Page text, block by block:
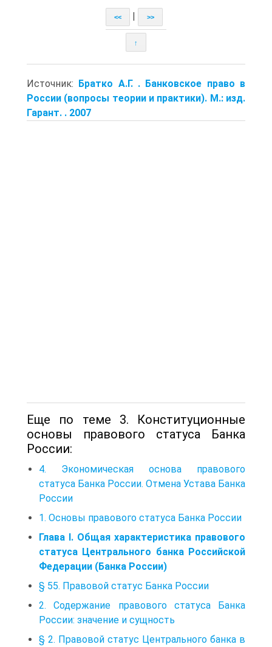
<< >>
↑
Источник: Братко А.Г. . Банковское право в
России (вопросы теории и практики). М.: изд.
Гарант. . 2007
Еще по теме 3. Конституционные
основы правового статуса Банка
России:
4. Экономическая основа правового
статуса Банка России. Отмена Устава Банка
России
1. Основы правового статуса Банка России
Глава І. Общая характеристика правового
статуса Центрального банка Российской
Федерации (Банка России)
§ 55. Правовой статус Банка России
2. Содержание правового статуса Банка
России: значение и сущность
§ 2. Правовой статус Центрального банка в